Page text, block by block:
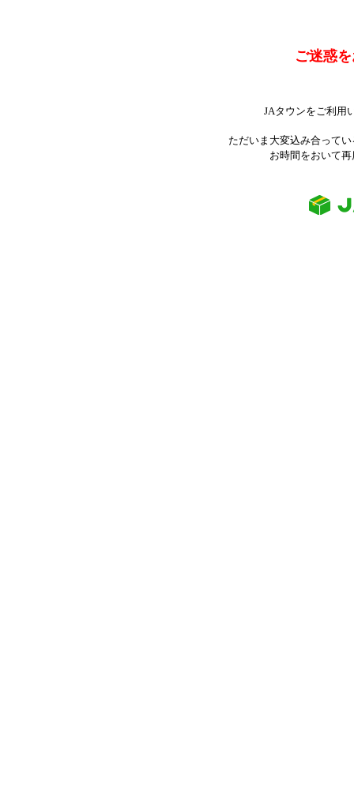
ご迷惑
JAタウンをご利用
ただいま大変込み合って
お時間をおいて